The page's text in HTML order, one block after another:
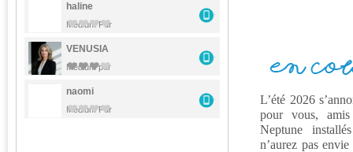
Lion Vierge Scorpion
haline
Médium Pur
VENUSIA
Médium pur
naomi
Médium Pur
L’été 2026
pour vous,
Neptune
n’aurez pas